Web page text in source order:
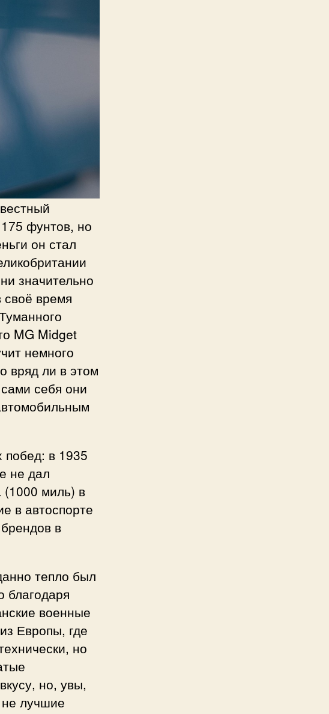
фунтов, но
он стал
значительно
время
MG Midget
немного
вряд ли в этом
себя они
побед: в 1935
не дал
(1000 миль) в
в автоспорте
в
тепло был
военные
Европы, где
но
но, увы,
лучшие